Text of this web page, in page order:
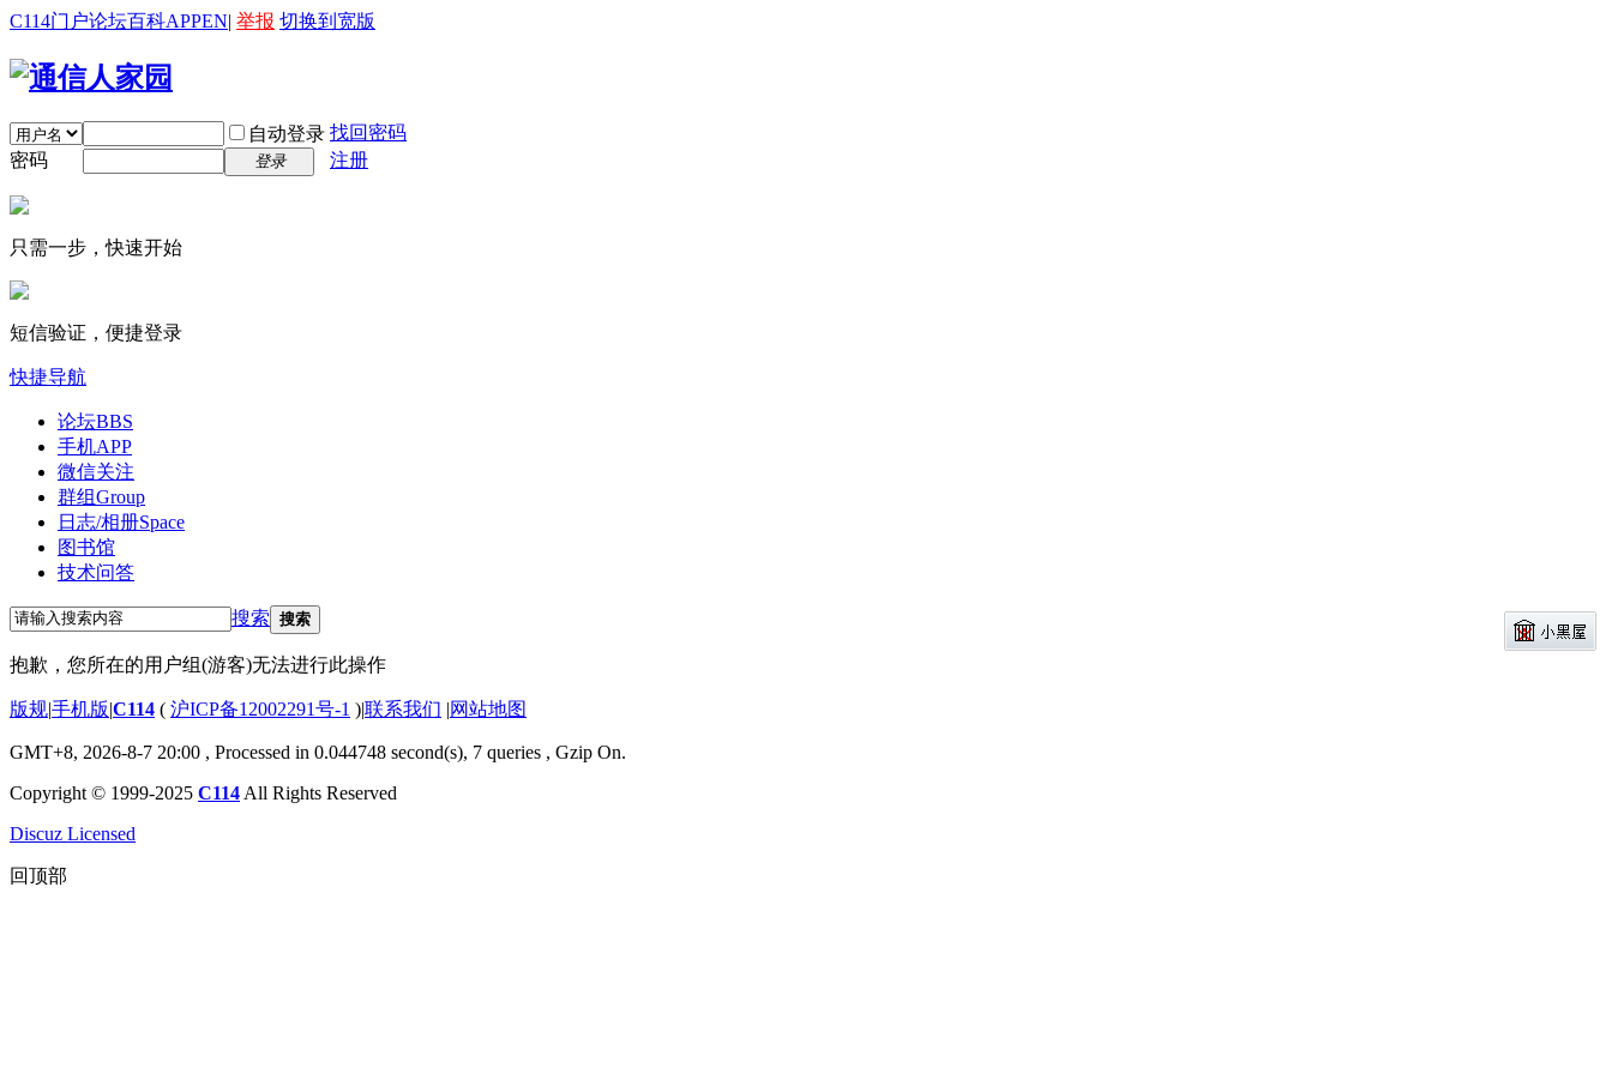
C114门户论坛百科APPEN| 举报 切换到宽版
自动登录 找回密码
密码
登录 注册
只需一步，快速开始
短信验证，便捷登录
快捷导航
论坛BBS
手机APP
微信关注
群组Group
日志/相册Space
图书馆
技术问答
搜索 搜索
抱歉，您所在的用户组(游客)无法进行此操作
版规|手机版|C114 ( 沪ICP备12002291号-1 )|联系我们 |网站地图
GMT+8, 2026-8-7 20:00 , Processed in 0.044748 second(s), 7 queries , Gzip On.
Copyright © 1999-2025 C114 All Rights Reserved
Discuz Licensed
回顶部